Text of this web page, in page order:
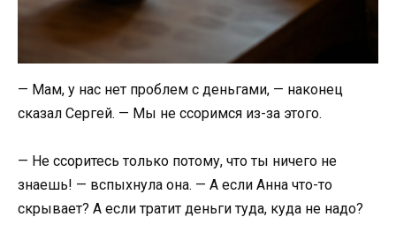
— Мам, у нас нет проблем с деньгами, — наконец
сказал Сергей. — Мы не ссоримся из-за этого.
— Не ссоритесь только потому, что ты ничего не
знаешь! — вспыхнула она. — А если Анна что-то
скрывает? А если тратит деньги туда, куда не надо?